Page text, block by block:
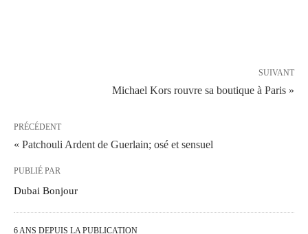
SUIVANT
Michael Kors rouvre sa boutique à Paris »
PRÉCÉDENT
« Patchouli Ardent de Guerlain; osé et sensuel
PUBLIÉ PAR
Dubai Bonjour
6 ANS DEPUIS LA PUBLICATION